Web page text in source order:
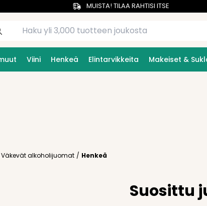
MUISTA! TILAA RAHTISI ITSE
Viini Henkeä Elintarvikkeita Makeiset &
Väkevät alkoholijuomat / Henkeä
Suosittu